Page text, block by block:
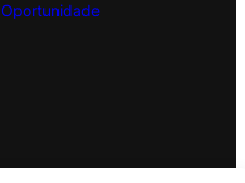
Oportunidade